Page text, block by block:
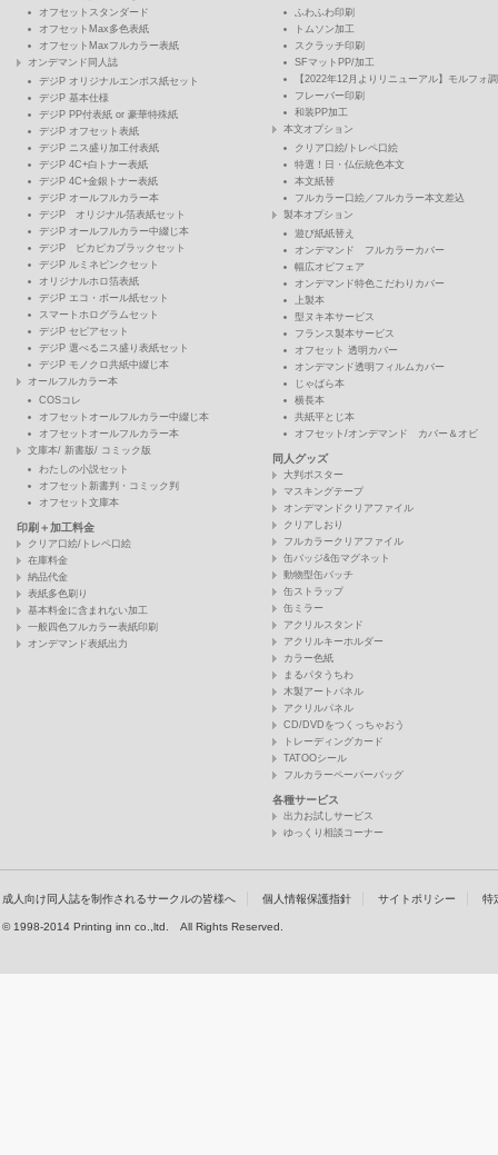
オフセットスタンダード
オフセットMax多色表紙
オフセットMaxフルカラー表紙
オンデマンド同人誌
デジP オリジナルエンボス紙セット
デジP 基本仕様
デジP PP付表紙 or 豪華特殊紙
デジP オフセット表紙
デジP ニス盛り加工付表紙
デジP 4C+白トナー表紙
デジP 4C+金銀トナー表紙
デジP オールフルカラー本
デジP オリジナル箔表紙セット
デジP オールフルカラー中綴じ本
デジP ピカピカブラックセット
デジP ルミネピンクセット
オリジナルホロ箔表紙
デジP エコ・ボール紙セット
スマートホログラムセット
デジP セピアセット
デジP 選べるニス盛り表紙セット
デジP モノクロ共紙中綴じ本
オールフルカラー本
COSコレ
オフセットオールフルカラー中綴じ本
オフセットオールフルカラー本
文庫本/ 新書版/ コミック版
わたしの小説セット
オフセット新書判・コミック判
オフセット文庫本
印刷＋加工料金
クリア口絵/トレペ口絵
在庫料金
納品代金
表紙多色刷り
基本料金に含まれない加工
一般四色フルカラー表紙印刷
オンデマンド表紙出力
ふわふわ印刷
トムソン加工
スクラッチ印刷
SFマットPP/加工
【2022年12月よりリニューアル】モルフォ
フレーバー印刷
和装PP加工
本文オプション
クリア口絵/トレペ口絵
特選！日・仏伝統色本文
本文紙替
フルカラー口絵／フルカラー本文差込
製本オプション
遊び紙紙替え
オンデマンド フルカラーカバー
幅広オビフェア
オンデマンド特色こだわりカバー
上製本
型ヌキ本サービス
フランス製本サービス
オフセット 透明カバー
オンデマンド透明フィルムカバー
じゃばら本
横長本
共紙平とじ本
オフセット/オンデマンド カバー＆オビ
同人グッズ
大判ポスター
マスキングテープ
オンデマンドクリアファイル
クリアしおり
フルカラークリアファイル
缶バッジ&缶マグネット
動物型缶バッチ
缶ストラップ
缶ミラー
アクリルスタンド
アクリルキーホルダー
カラー色紙
まるパタうちわ
木製アートパネル
アクリルパネル
CD/DVDをつくっちゃおう
トレーディングカード
TATOOシール
フルカラーペーパーバッグ
各種サービス
出力お試しサービス
ゆっくり相談コーナー
成人向け同人誌を制作されるサークルの皆様へ 個人情報保護指針 サイトポリシー 特
© 1998-2014 Printing inn co.,ltd. All Rights Reserved.